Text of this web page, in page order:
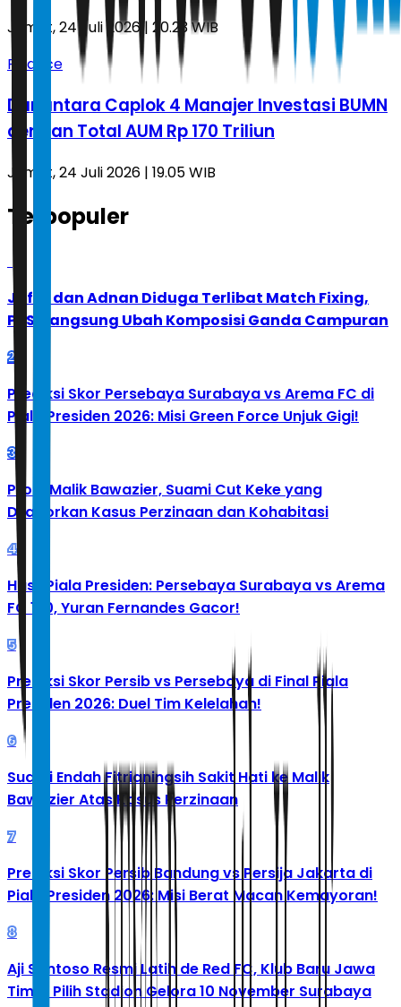
Jumat, 24 Juli 2026 | 20.23 WIB
Finance
Danantara Caplok 4 Manajer Investasi BUMN
dengan Total AUM Rp 170 Triliun
Jumat, 24 Juli 2026 | 19.05 WIB
Terpopuler
Jafar dan Adnan Diduga Terlibat Match Fixing,
PBSI Langsung Ubah Komposisi Ganda Campuran
2
Prediksi Skor Persebaya Surabaya vs Arema FC di
Piala Presiden 2026: Misi Green Force Unjuk Gigi!
3
Profil Malik Bawazier, Suami Cut Keke yang
Dilaporkan Kasus Perzinaan dan Kohabitasi
4
Hasil Piala Presiden: Persebaya Surabaya vs Arema
FC 1-0, Yuran Fernandes Gacor!
5
Prediksi Skor Persib vs Persebaya di Final Piala
Presiden 2026: Duel Tim Kelelahan!
6
Suami Endah Fitrianingsih Sakit Hati ke Malik
Bawazier Atas Kasus Perzinaan
7
Prediksi Skor Persib Bandung vs Persija Jakarta di
Piala Presiden 2026: Misi Berat Macan Kemayoran!
8
Aji Santoso Resmi Latih de Red FC, Klub Baru Jawa
Timur Pilih Stadion Gelora 10 November Surabaya